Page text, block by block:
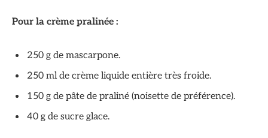
Pour la crème pralinée :
250 g de mascarpone.
250 ml de crème liquide entière très froide.
150 g de pâte de praliné (noisette de préférence).
40 g de sucre glace.